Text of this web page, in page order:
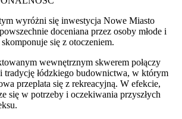
wyróżni się inwestycja Nowe Miasto
doceniana przez osoby młode i
się z otoczeniem.
wewnętrznym skwerem połączy
tradycję łódzkiego budownictwa, w którym
przeplata się z rekreacyjną. W efekcie,
się w potrzeby i oczekiwania przyszłych